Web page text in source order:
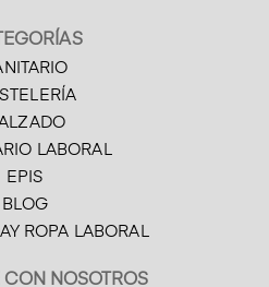
LABORAL
EPIS
BLOG
ROPA LABORAL
NOSOTROS